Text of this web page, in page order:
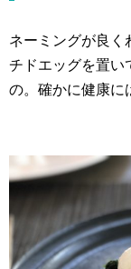
ネーミングが良く
チドエッグを置い
の。確かに健康に